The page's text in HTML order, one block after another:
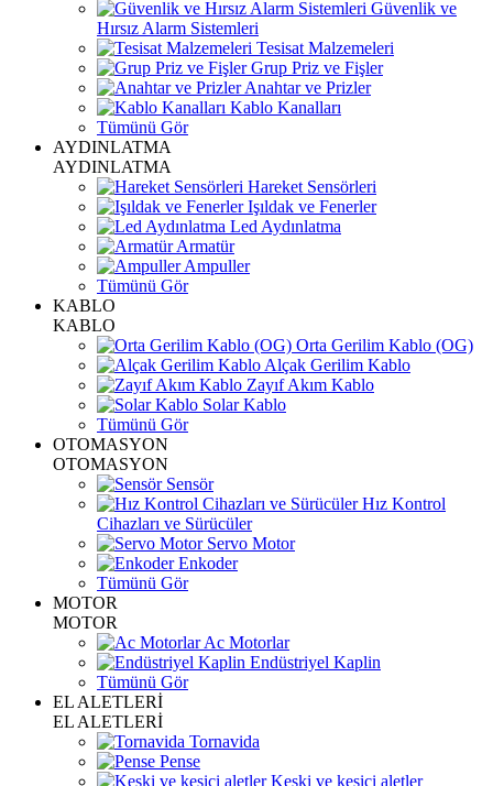
Güvenlik ve
Hırsız Alarm Sistemleri
Tesisat Malzemeleri
Grup Priz ve Fişler
Anahtar ve Prizler
Kablo Kanalları
Tümünü Gör
AYDINLATMA
AYDINLATMA
Hareket Sensörleri
Işıldak ve Fenerler
Led Aydınlatma
Armatür
Ampuller
Tümünü Gör
KABLO
KABLO
Orta Gerilim Kablo (OG)
Alçak Gerilim Kablo
Zayıf Akım Kablo
Solar Kablo
Tümünü Gör
OTOMASYON
OTOMASYON
Sensör
Hız Kontrol
Cihazları ve Sürücüler
Servo Motor
Enkoder
Tümünü Gör
MOTOR
MOTOR
Ac Motorlar
Endüstriyel Kaplin
Tümünü Gör
EL ALETLERİ
EL ALETLERİ
Tornavida
Pense
Keski ve kesici aletler